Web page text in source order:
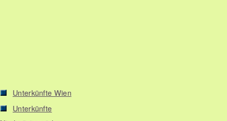
Unterkünfte Wien
Unterkünfte